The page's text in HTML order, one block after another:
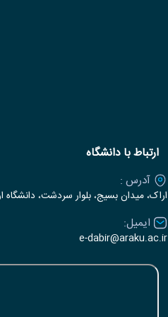
ارتباط با دانشگاه
آدرس :
اراک، میدان بسیج، بلوار سردشت، دانشگاه
ایمیل:
e-dabir@araku.ac.ir